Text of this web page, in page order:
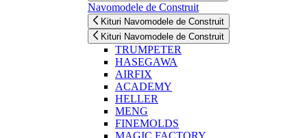
Navomodele de Construit
Kituri Navomodele de Construit
Kituri Navomodele de Construit
TRUMPETER
HASEGAWA
AIRFIX
ACADEMY
HELLER
MENG
FINEMOLDS
MAGIC FACTORY